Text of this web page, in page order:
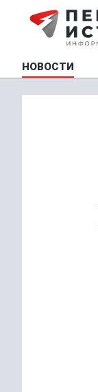
НОВОСТИ